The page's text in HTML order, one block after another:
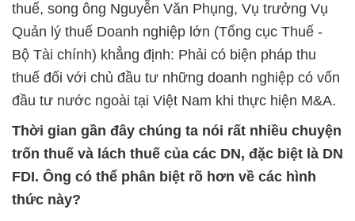
thuế, song ông Nguyễn Văn Phụng, Vụ trưởng Vụ
Quản lý thuế Doanh nghiệp lớn (Tổng cục Thuế -
Bộ Tài chính) khẳng định: Phải có biện pháp thu
thuế đối với chủ đầu tư những doanh nghiệp có vốn
đầu tư nước ngoài tại Việt Nam khi thực hiện M&A.
Thời gian gần đây chúng ta nói rất nhiều chuyện
trốn thuế và lách thuế của các DN, đặc biệt là DN
FDI. Ông có thể phân biệt rõ hơn về các hình
thức này?